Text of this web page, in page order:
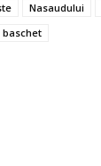
Nasaudului